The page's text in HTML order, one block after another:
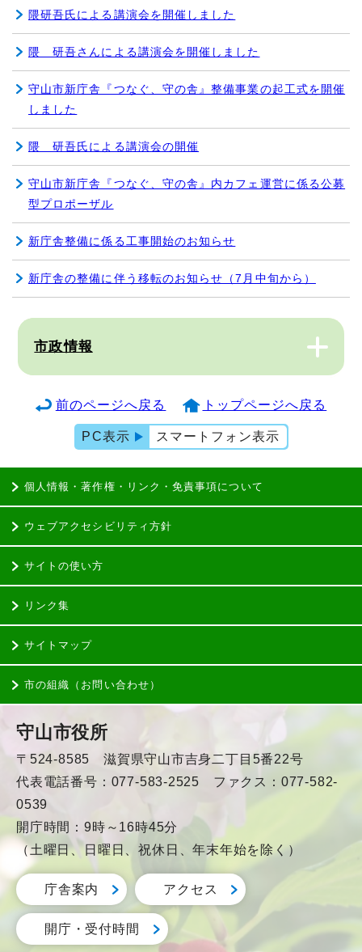
隈研吾氏による講演会を開催しました
隈 研吾さんによる講演会を開催しました
守山市新庁舎『つなぐ、守の舎』整備事業の起工式を開催
しました
隈 研吾氏による講演会の開催
守山市新庁舎『つなぐ、守の舎』内カフェ運営に係る公募
型プロポーザル
新庁舎整備に係る工事開始のお知らせ
新庁舎の整備に伴う移転のお知らせ（7月中旬から）
市政情報
前のページへ戻る トップページへ戻る
PC表示 スマートフォン表示
個人情報・著作権・リンク・免責事項について
ウェブアクセシビリティ方針
サイトの使い方
リンク集
サイトマップ
市の組織（お問い合わせ）
守山市役所
〒524-8585 滋賀県守山市吉身二丁目5番22号
代表電話番号：077-583-2525 ファクス：077-582-
0539
開庁時間：9時～16時45分
（土曜日、日曜日、祝休日、年末年始を除く）
庁舎案内 アクセス
開庁・受付時間